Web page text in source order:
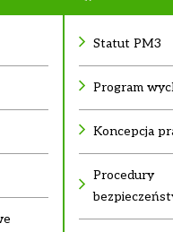
Statut PM3
Program
Koncepcja
Procedury